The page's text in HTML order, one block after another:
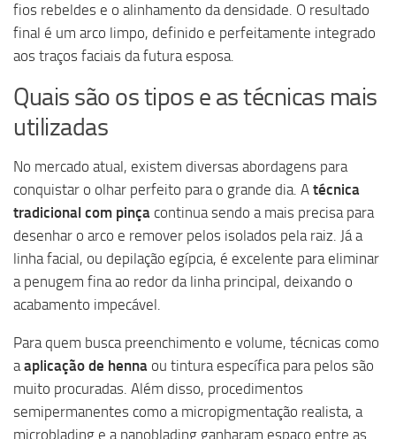
fios rebeldes e o alinhamento da densidade. O resultado
final é um arco limpo, definido e perfeitamente integrado
aos traços faciais da futura esposa.
Quais são os tipos e as técnicas mais
utilizadas
No mercado atual, existem diversas abordagens para
conquistar o olhar perfeito para o grande dia. A técnica
tradicional com pinça continua sendo a mais precisa para
desenhar o arco e remover pelos isolados pela raiz. Já a
linha facial, ou depilação egípcia, é excelente para eliminar
a penugem fina ao redor da linha principal, deixando o
acabamento impecável.
Para quem busca preenchimento e volume, técnicas como
a aplicação de henna ou tintura específica para pelos são
muito procuradas. Além disso, procedimentos
semipermanentes como a micropigmentação realista, a
microblading e a nanoblading ganharam espaço entre as